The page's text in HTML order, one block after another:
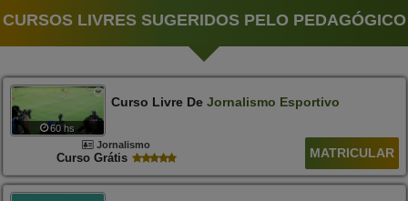
CURSOS LIVRES SUGERIDOS PELO PEDAGÓGICO
60 hs
Curso Livre De Jornalismo Esportivo
Jornalismo
Curso Grátis MATRICULAR